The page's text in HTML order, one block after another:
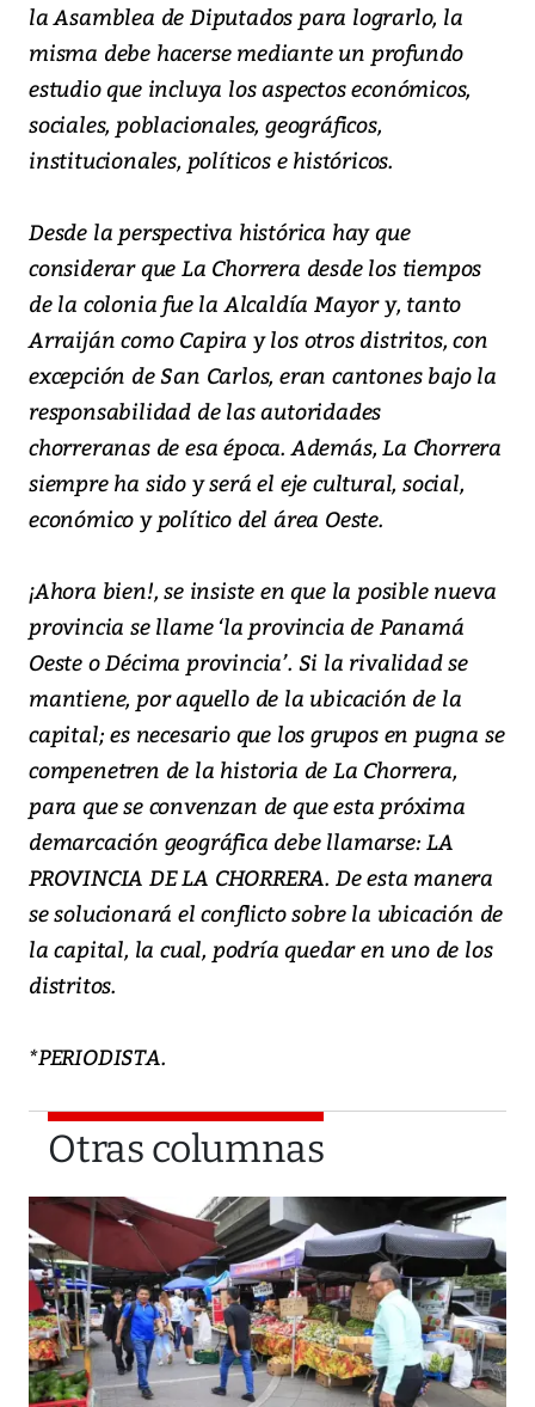
la Asamblea de Diputados para lograrlo, la
misma debe hacerse mediante un profundo
estudio que incluya los aspectos económicos,
sociales, poblacionales, geográficos,
institucionales, políticos e históricos.
Desde la perspectiva histórica hay que
considerar que La Chorrera desde los tiempos
de la colonia fue la Alcaldía Mayor y, tanto
Arraiján como Capira y los otros distritos, con
excepción de San Carlos, eran cantones bajo la
responsabilidad de las autoridades
chorreranas de esa época. Además, La Chorrera
siempre ha sido y será el eje cultural, social,
económico y político del área Oeste.
¡Ahora bien!, se insiste en que la posible nueva
provincia se llame ‘la provincia de Panamá
Oeste o Décima provincia’. Si la rivalidad se
mantiene, por aquello de la ubicación de la
capital; es necesario que los grupos en pugna se
compenetren de la historia de La Chorrera,
para que se convenzan de que esta próxima
demarcación geográfica debe llamarse: LA
PROVINCIA DE LA CHORRERA. De esta manera
se solucionará el conflicto sobre la ubicación de
la capital, la cual, podría quedar en uno de los
distritos.
*PERIODISTA.
Otras columnas